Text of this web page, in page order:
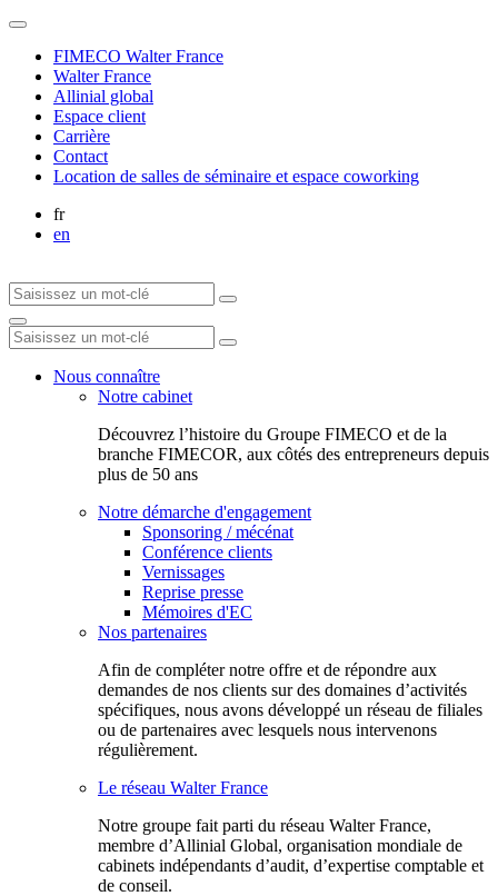
FIMECO Walter France
Walter France
Allinial global
Espace client
Carrière
Contact
Location de salles de séminaire et espace coworking
fr
en
Nous connaître
Notre cabinet
Découvrez l’histoire du Groupe FIMECO et de la
branche FIMECOR, aux côtés des entrepreneurs depuis
plus de 50 ans
Notre démarche d'engagement
Sponsoring / mécénat
Conférence clients
Vernissages
Reprise presse
Mémoires d'EC
Nos partenaires
Afin de compléter notre offre et de répondre aux
demandes de nos clients sur des domaines d’activités
spécifiques, nous avons développé un réseau de filiales
ou de partenaires avec lesquels nous intervenons
régulièrement.
Le réseau Walter France
Notr​e groupe fait parti du réseau Walter France,
membre d’Allinial Global, organisation mondiale de
cabinets indépendants d’audit, d’expertise comptable et
de conseil.